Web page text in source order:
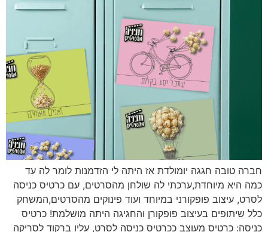
חברה טובה חגגה יומולדת אז היתה לי הזדמנות לומר לה עד
כמה היא מיוחדת,ערכתי לה שולחן מהסרטים, עם כרטיס כניסה
לסרט, עיצוב פופקורני במיוחד ועוד פינוקים מהסרטים,המשחק
כלל שיתופים בעיצוב פופקורן והחגיגה היתה מושלמת! כרטיס
כניסה: כרטיס מעוצב ככרטיס כניסה לסרט, עליו ברקוד לסריקה